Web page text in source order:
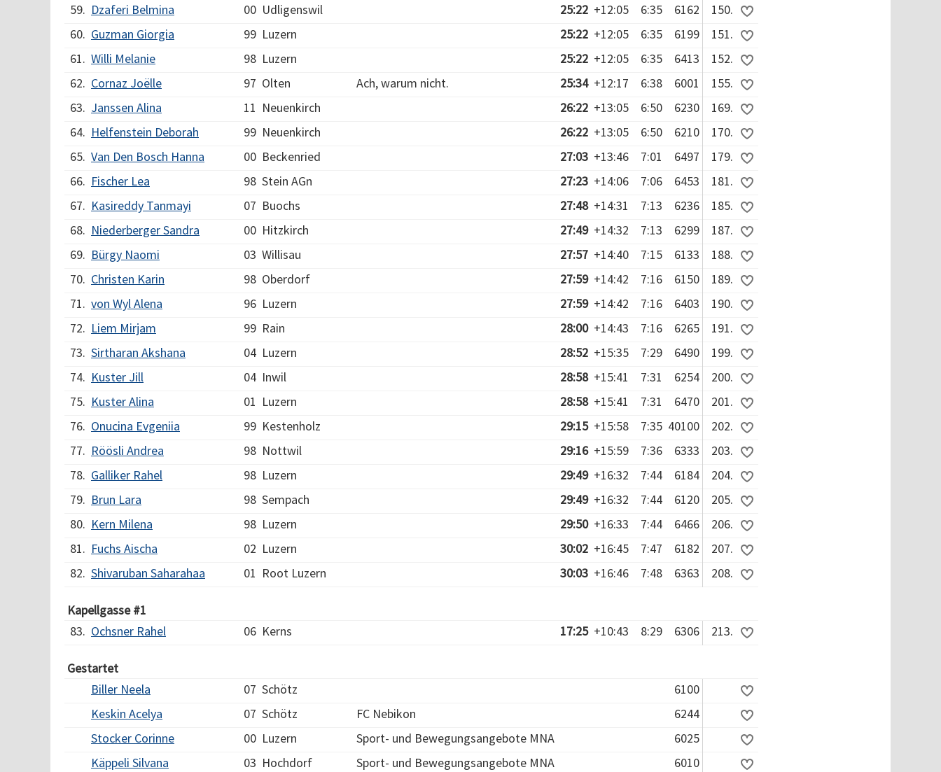
59. Dzaferi Belmina 00 Udligenswil 25:22 +12:05 6:35 6162
150.
60. Guzman Giorgia 99 Luzern 25:22 +12:05 6:35 6199
151.
61. Willi Melanie 98 Luzern 25:22 +12:05 6:35 6413
152.
62. Cornaz Joëlle 97 Olten Ach, warum nicht. 25:34 +12:17 6:38 6001
155.
63. Janssen Alina 11 Neuenkirch 26:22 +13:05 6:50 6230
169.
64. Helfenstein Deborah 99 Neuenkirch 26:22 +13:05 6:50 6210
170.
65. Van Den Bosch Hanna 00 Beckenried 27:03 +13:46 7:01 6497
179.
66. Fischer Lea 98 Stein AGn 27:23 +14:06 7:06 6453
181.
67. Kasireddy Tanmayi 07 Buochs 27:48 +14:31 7:13 6236
185.
68. Niederberger Sandra 00 Hitzkirch 27:49 +14:32 7:13 6299
187.
69. Bürgy Naomi 03 Willisau 27:57 +14:40 7:15 6133
188.
70. Christen Karin 98 Oberdorf 27:59 +14:42 7:16 6150
189.
71. von Wyl Alena 96 Luzern 27:59 +14:42 7:16 6403
190.
72. Liem Mirjam 99 Rain 28:00 +14:43 7:16 6265
191.
73. Sirtharan Akshana 04 Luzern 28:52 +15:35 7:29 6490
199.
74. Kuster Jill 04 Inwil 28:58 +15:41 7:31 6254
200.
75. Kuster Alina 01 Luzern 28:58 +15:41 7:31 6470
201.
76. Onucina Evgeniia 99 Kestenholz 29:15 +15:58 7:35 40100
202.
77. Röösli Andrea 98 Nottwil 29:16 +15:59 7:36 6333
203.
78. Galliker Rahel 98 Luzern 29:49 +16:32 7:44 6184
204.
79. Brun Lara 98 Sempach 29:49 +16:32 7:44 6120
205.
80. Kern Milena 98 Luzern 29:50 +16:33 7:44 6466
206.
81. Fuchs Aischa 02 Luzern 30:02 +16:45 7:47 6182
207.
82. Shivaruban Saharahaa 01 Root Luzern 30:03 +16:46 7:48 6363 208.
Kapellgasse #1
83. Ochsner Rahel 06 Kerns 17:25 +10:43 8:29 6306 213.
Gestartet
Biller Neela
07 Schötz
6100
Keskin Acelya
07 Schötz FC Nebikon
6244
Stocker Corinne
00 Luzern Sport- und Bewegungsangebote MNA
6025
Käppeli Silvana
03 Hochdorf Sport- und Bewegungsangebote MNA 6010